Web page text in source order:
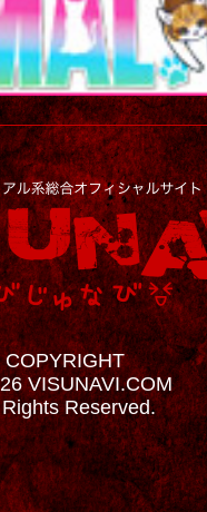
COPYRIGHT
VISUNAVI.COM
Reserved.